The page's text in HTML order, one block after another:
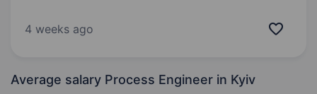
рішень для захисту об'єктів військової,
4 weeks ago
Average salary Process Engineer in Kyiv